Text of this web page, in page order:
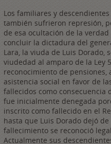
Los familiares y
también sufrieron represión,
de esa ocultación de la
concluir la dictadura del
Lara, la viuda de Luis Dorado,
viudedad al amparo de la Ley
reconocimiento de
asistencia social en favor de
fallecidos como consecuencia
fue inicialmente denegada
inscrito como fallecido en el
hasta que Luis Dorado dejó
fallecimiento se reconoció
Actualmente sus